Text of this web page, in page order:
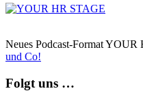
Neues Podcast-Format
und Co!
Folgt uns …